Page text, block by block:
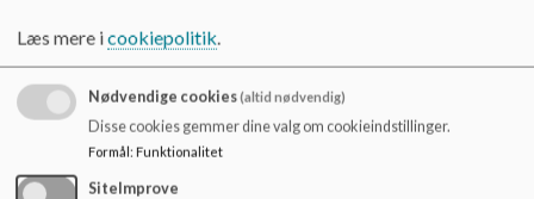
hilse på jeres meduddannere, samt
Praktikkordinator og praktikansvarlig fra
skolens ledelse
Læs mere icookiepolitik.
Nødvendige cookies(altid nødvendig)
Disse cookies gemmer dine valg om cookieindstillinger.
Formål: Funktionalitet
SiteImprove